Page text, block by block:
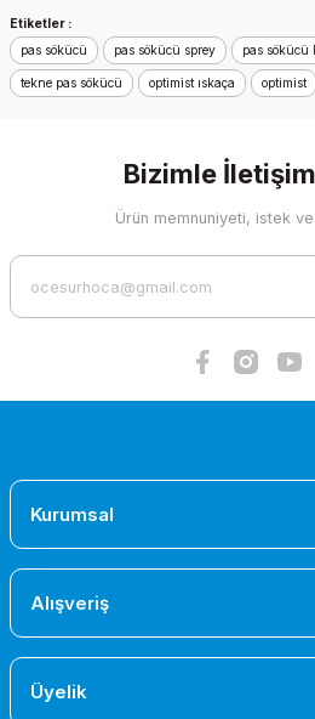
konularda yetersiz gördüğünüz
kullanarak tarafımıza iletebilirsiniz.
Görüş ve önerileriniz için teşekkür
Ürün açıklamasında eksik bilgiler
Ürün bilgilerinde hatalar bulunuyor.
Etiketler :
pas sökücü
pas sökücü sprey pas sökücü
tekne pas sökücü optimist ıskaça optimist
Bizimle
Ürün memnuniyeti, istek
Kurumsal
Alışveriş
Üyelik